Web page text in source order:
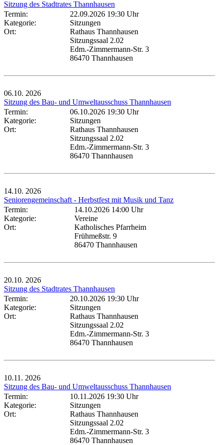
Sitzung des Stadtrates Thannhausen
Termin:
22.09.2026 19:30 Uhr
Kategorie:
Sitzungen
Ort:
Rathaus Thannhausen
Sitzungssaal 2.02
Edm.-Zimmermann-Str. 3
86470 Thannhausen
06.10. 2026
Sitzung des Bau- und Umweltausschuss Thannhausen
Termin:
06.10.2026 19:30 Uhr
Kategorie:
Sitzungen
Ort:
Rathaus Thannhausen
Sitzungssaal 2.02
Edm.-Zimmermann-Str. 3
86470 Thannhausen
14.10. 2026
Seniorengemeinschaft - Herbstfest mit Musik und Tanz
Termin:
14.10.2026 14:00 Uhr
Kategorie:
Vereine
Ort:
Katholisches Pfarrheim
Frühmeßstr. 9
86470 Thannhausen
20.10. 2026
Sitzung des Stadtrates Thannhausen
Termin:
20.10.2026 19:30 Uhr
Kategorie:
Sitzungen
Ort:
Rathaus Thannhausen
Sitzungssaal 2.02
Edm.-Zimmermann-Str. 3
86470 Thannhausen
10.11. 2026
Sitzung des Bau- und Umweltausschuss Thannhausen
Termin:
10.11.2026 19:30 Uhr
Kategorie:
Sitzungen
Ort:
Rathaus Thannhausen
Sitzungssaal 2.02
Edm.-Zimmermann-Str. 3
86470 Thannhausen